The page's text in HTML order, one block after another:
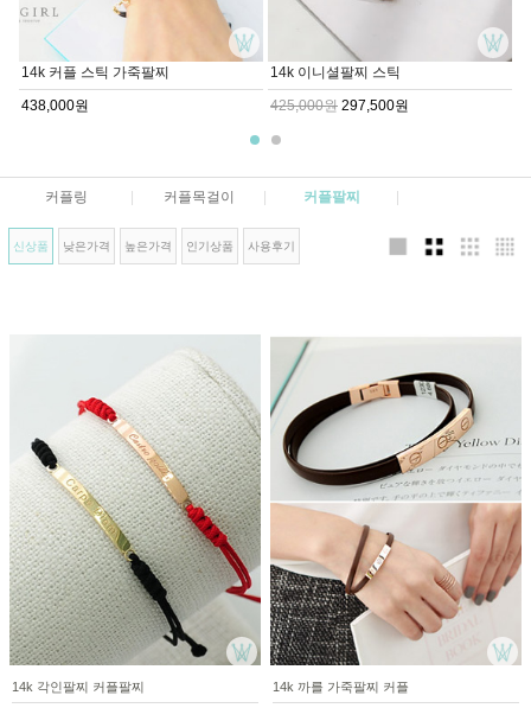
14k 커플 스틱 가죽팔찌
438,000원
14k 이니셜팔찌 스틱
425,000원 297,500원
커플링 커플목걸이 커플팔찌
신상품 낮은가격 높은가격 인기상품 사용후기
14k 각인팔찌 커플팔찌 14k 까를 가죽팔찌 커플